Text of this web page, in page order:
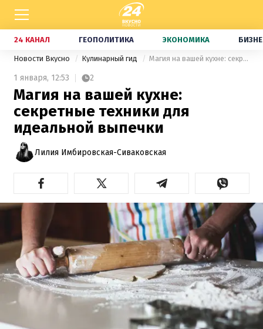
24 КАНАЛ ГЕОПОЛИТИКА ЭКОНОМИКА
Новости Вкусно Кулинарный гид Магия на вашей кухне: секретные техники для идеальной выпечки
1 января, 12:53 2
Магия на вашей кухне:
секретные техники для
идеальной выпечки
Лилия Имбировская-Сиваковская